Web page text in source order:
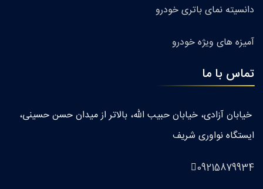
دانسیته نمای باتری خودرو
آمیزه های ویژه خودرو
تماس با ما
خیابان آزادی، خیابان حبیب الله، بالاتر از میدان حسن حسینی،
ایستگاه نواوری شریف
09215879934